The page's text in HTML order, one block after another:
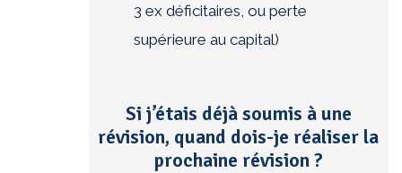
3 ex déficitaires, ou perte
supérieure au capital)
Si j’étais déjà soumis à une
révision, quand dois-je réaliser la
prochaine révision ?